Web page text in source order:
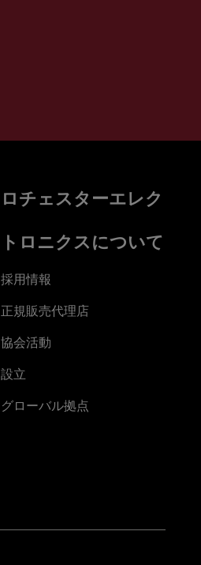
ロチェスターエレク
トロニクスについて
採用情報
正規販売代理店
協会活動
設立
グローバル拠点